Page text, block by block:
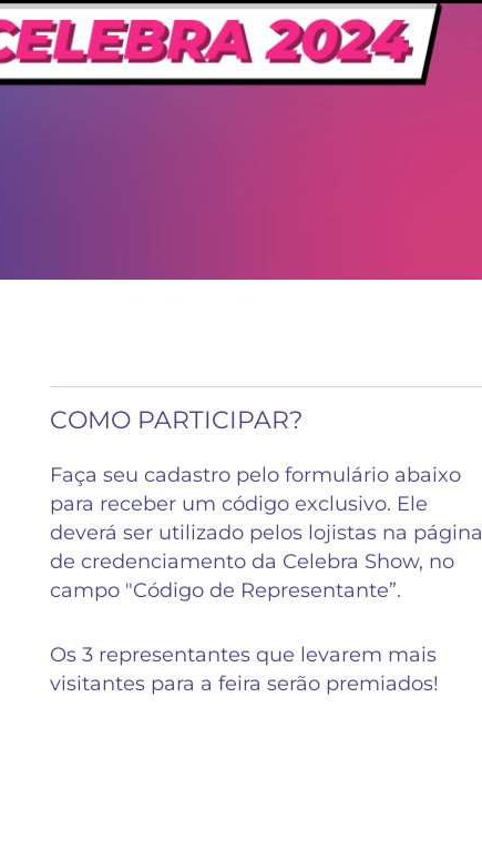
COMO PARTICIPAR?
Faça seu cadastro pelo formulário abaixo
para receber um código exclusivo. Ele
deverá ser utilizado pelos lojistas na página
de credenciamento da Celebra Show, no
campo "Código de Representante”.
Os 3 representantes que levarem mais
visitantes para a feira serão premiados!